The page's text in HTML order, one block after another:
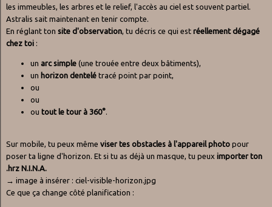
les immeubles, les arbres et le relief, l'accès au ciel est souvent partiel.
Astralis sait maintenant en tenir compte.
En réglant ton site d'observation, tu décris ce qui est réellement dégagé
chez toi :
un arc simple (une trouée entre deux bâtiments),
un horizon dentelé tracé point par point,
ou
ou
ou tout le tour à 360°.
Sur mobile, tu peux même viser tes obstacles à l'appareil photo pour
poser ta ligne d'horizon. Et si tu as déjà un masque, tu peux importer ton
.hrz N.I.N.A.
→ image à insérer : ciel-visible-horizon.jpg
Ce que ça change côté planification :